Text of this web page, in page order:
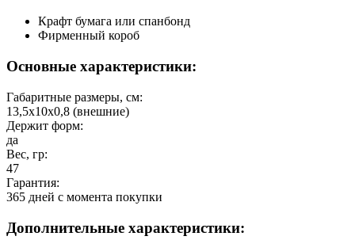
Крафт бумага или спанбонд
Фирменный короб
Основные характеристики:
Габаритные размеры, см:
13,5х10х0,8 (внешние)
Держит форм:
да
Вес, гр:
47
Гарантия:
365 дней c момента покупки
Дополнительные характеристики: